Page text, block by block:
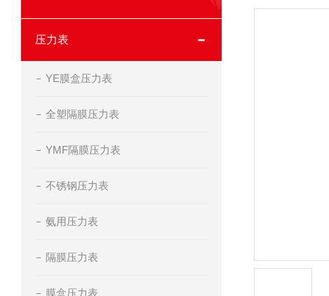
压力表
YE膜盒压力表
全塑隔膜压力表
YMF隔膜压力表
不锈钢压力表
氨用压力表
隔膜压力表
膜盒压力表